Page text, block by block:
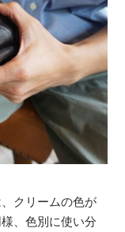
クリームの色が
、色別に使い分